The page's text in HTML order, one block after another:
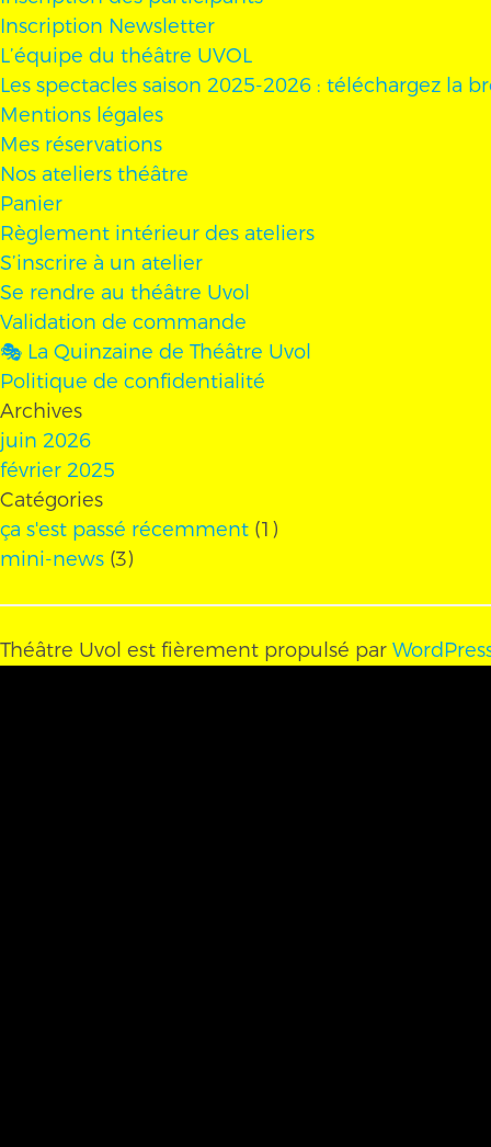
Inscription Newsletter
L’équipe du théâtre UVOL
Les spectacles saison 2025-2026 : téléchargez la
Mentions légales
Mes réservations
Nos ateliers théâtre
Panier
Règlement intérieur des ateliers
S’inscrire à un atelier
Se rendre au théâtre Uvol
Validation de commande
🎭 La Quinzaine de Théâtre Uvol
Politique de confidentialité
Archives
juin 2026
février 2025
Catégories
ça s'est passé récemment (1)
mini-news (3)
Théâtre Uvol est fièrement propulsé par